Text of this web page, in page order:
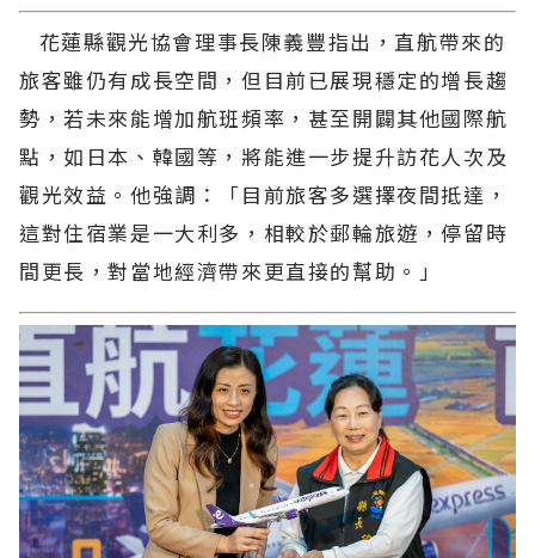
花蓮縣觀光協會理事長陳義豐指出，直航帶來的
旅客雖仍有成長空間，但目前已展現穩定的增長趨
勢，若未來能增加航班頻率，甚至開闢其他國際航
點，如日本、韓國等，將能進一步提升訪花人次及
觀光效益。他強調：「目前旅客多選擇夜間抵達，
這對住宿業是一大利多，相較於郵輪旅遊，停留時
間更長，對當地經濟帶來更直接的幫助。」